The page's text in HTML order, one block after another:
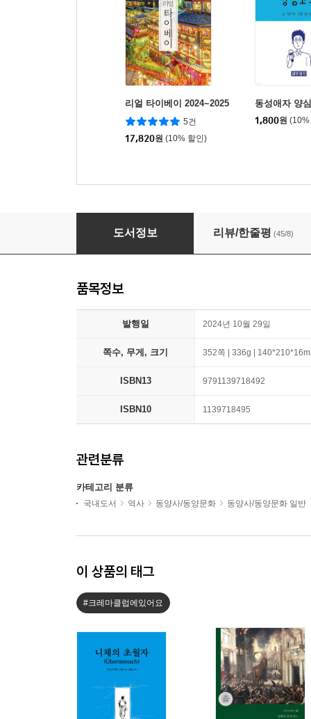
리얼 타이베이 2024~2025
5건
17,820원 (10% 할인)
동성애자 양
1,800원 (10%
드디어 만나는 대만사 수업
도서정보 리뷰/한줄평 (45/8)
품목정보
발행일 2024년 10월 29일
쪽수, 무게, 크기 352쪽 | 336g |
ISBN13 9791139718492
ISBN10 1139718495
관련분류
카테고리 분류
국내도서 역사 동양사/동양문화 동양사/동양문화 일반
이 상품의 태그
#크레마클럽에있어요